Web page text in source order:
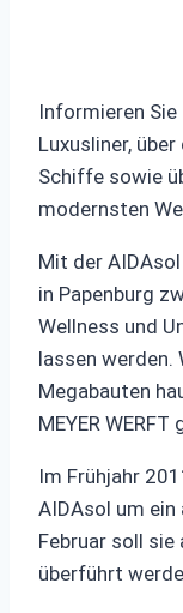
Informieren Sie
Luxusliner,
Schiffe sowie
modernsten
Mit der
in Papenburg
Wellness und
lassen werden.
Megabauten
MEYER
Im Frühjahr
AIDAsol um
Februar soll sie
überführt